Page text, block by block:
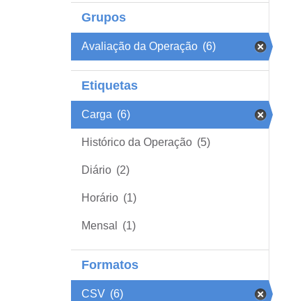
Grupos
Avaliação da Operação (6)
Etiquetas
Carga (6)
Histórico da Operação (5)
Diário (2)
Horário (1)
Mensal (1)
Formatos
CSV (6)